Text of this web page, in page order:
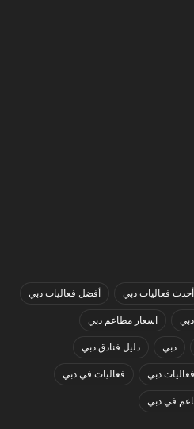
أحدث فعاليات دبي أفضل فعاليات دبي
اسعار مطاعم دبي
دبي دليل فنادق دبي
فعاليات دبي فعاليات في دبي
في دبي